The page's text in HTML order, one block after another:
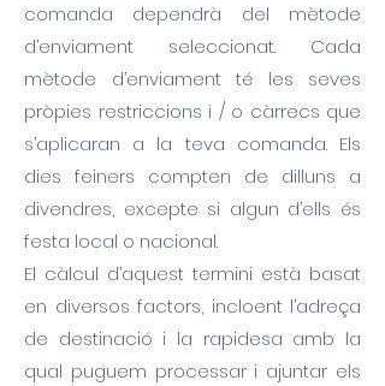
comanda dependrà del mètode
d’enviament seleccionat. Cada
mètode d’enviament té les seves
pròpies restriccions i / o càrrecs que
s’aplicaran a la teva comanda. Els
dies feiners compten de dilluns a
divendres, excepte si algun d’ells és
festa local o nacional.
El càlcul d’aquest termini està basat
en diversos factors, incloent l’adreça
de destinació i la rapidesa amb la
qual puguem processar i ajuntar els